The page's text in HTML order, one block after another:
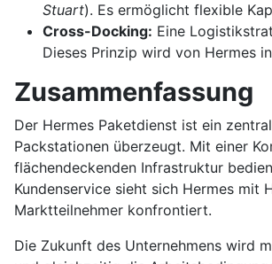
Stuart). Es ermöglicht flexible
Cross-Docking: Eine
Dieses Prinzip wird von Hermes
Zusammenfassung
Der Hermes Paketdienst ist ein
Packstationen überzeugt. Mit einer
flächendeckenden Infrastruktur
Kundenservice sieht sich Hermes mit
Marktteilnehmer konfrontiert.
Die Zukunft des Unternehmens wird